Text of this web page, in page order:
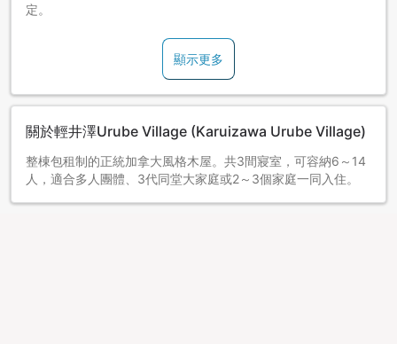
定。
顯示更多
關於輕井澤Urube Village (Karuizawa Urube Village)
整棟包租制的正統加拿大風格木屋。共3間寢室，可容納6～14
人，適合多人團體、3代同堂大家庭或2～3個家庭一同入住。